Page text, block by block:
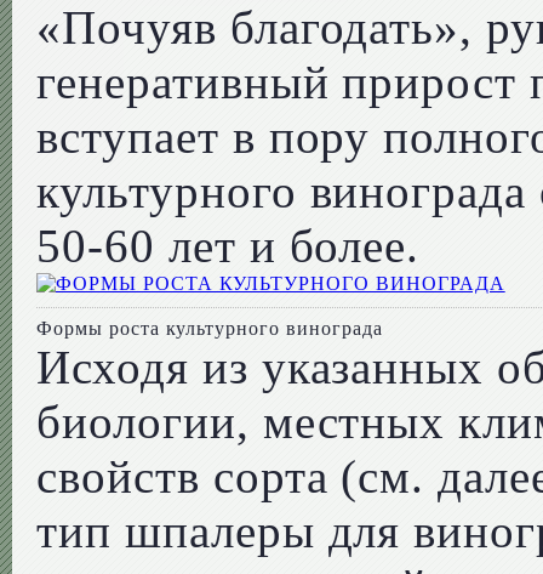
«Почуяв благодать»,
генеративный
вступает в пору
культурного
50-60 лет и более.
Формы роста культурного винограда
Исходя из указанных
биологии, местных
свойств сорта (см.
тип шпалеры для